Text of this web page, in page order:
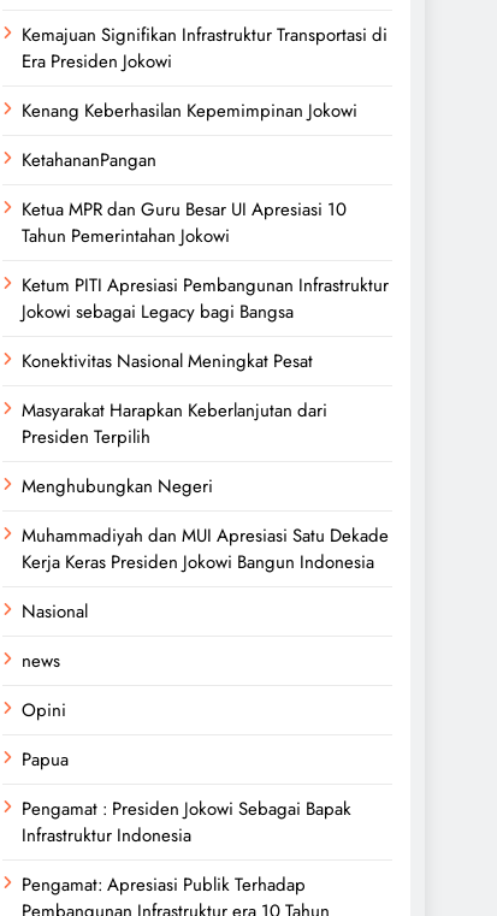
Kemajuan Signifikan Infrastruktur Transportasi di
Era Presiden Jokowi
Kenang Keberhasilan Kepemimpinan Jokowi
KetahananPangan
Ketua MPR dan Guru Besar UI Apresiasi 10
Tahun Pemerintahan Jokowi
Ketum PITI Apresiasi Pembangunan Infrastruktur
Jokowi sebagai Legacy bagi Bangsa
Konektivitas Nasional Meningkat Pesat
Masyarakat Harapkan Keberlanjutan dari
Presiden Terpilih
Menghubungkan Negeri
Muhammadiyah dan MUI Apresiasi Satu Dekade
Kerja Keras Presiden Jokowi Bangun Indonesia
Nasional
news
Opini
Papua
Pengamat : Presiden Jokowi Sebagai Bapak
Infrastruktur Indonesia
Pengamat: Apresiasi Publik Terhadap